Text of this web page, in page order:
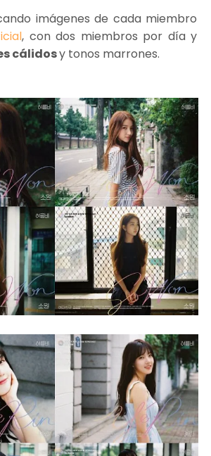
imágenes de cada miembro
, con dos miembros por día y
cálidosy tonos marrones.